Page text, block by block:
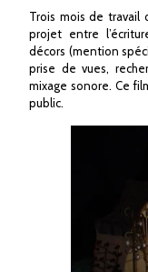
Trois mois de travail
projet entre
décors (mention
prise de vues,
mixage sonore. Ce
public.